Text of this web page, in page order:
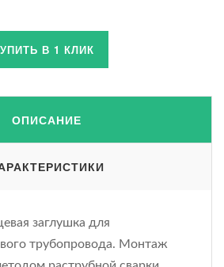
В 1 КЛИК
ОПИСАНИЕ
заглушка для
трубопровода. Монтаж